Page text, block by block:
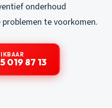
onderhoud
te voorkomen.
019 87 13